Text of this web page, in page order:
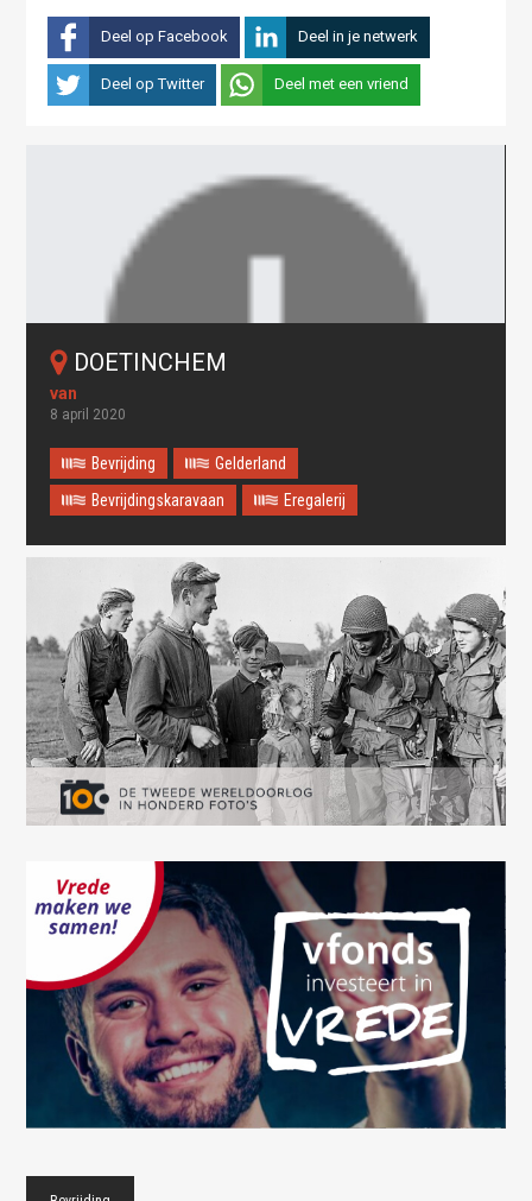
Deel op Facebook Deel in je netwerk
Deel op Twitter Deel met een vriend
Oops! Something went
This page didn't load Google Maps correctly. See the
JavaScript console for technical details.
DOETINCHEM
8 april 2020
Bevrijding
Gelderland
Bevrijdingskaravaan
Eregalerij